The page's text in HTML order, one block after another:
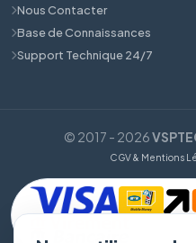
Nous Contacter
Base de Connaissances
Support Technique 24/7
© 2017 - 2026
CGV & Mentions